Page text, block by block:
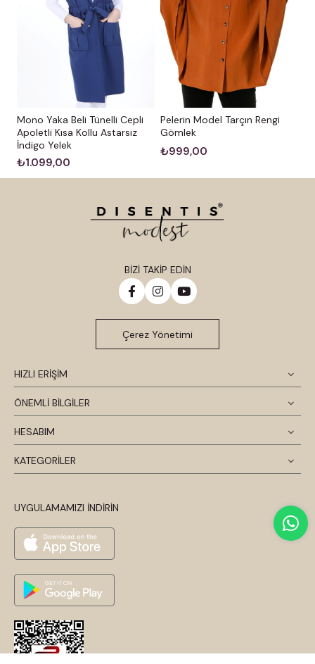
Mono Yaka Beli Tünelli Cepli
Apoletli Kısa Kollu Astarsız
İndigo Yelek
₺1.099,00
Pelerin Model Tarçın Rengi
Gömlek
₺999,00
HIZLI ERİŞİM
ÖNEMLİ BİLGİLER
HESABIM
KATEGORİLER
UYGULAMAMIZI İNDİRİN
BİZİ TAKİP EDİN
Çerez Yönetimi